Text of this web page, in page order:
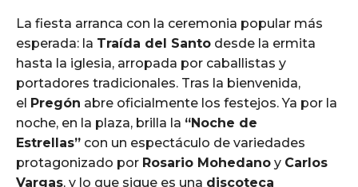
La fiesta arranca con la ceremonia popular más
esperada: la Traída del Santo desde la ermita
hasta la iglesia, arropada por caballistas y
portadores tradicionales. Tras la bienvenida,
el Pregón abre oficialmente los festejos. Ya por la
noche, en la plaza, brilla la “Noche de
Estrellas” con un espectáculo de variedades
protagonizado por Rosario Mohedano y Carlos
Vargas, y lo que sigue es una discoteca